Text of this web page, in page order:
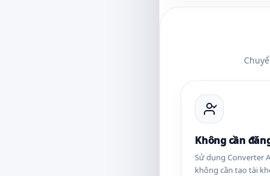
Không cần
Sử dụng Converter
không cần tạo tài